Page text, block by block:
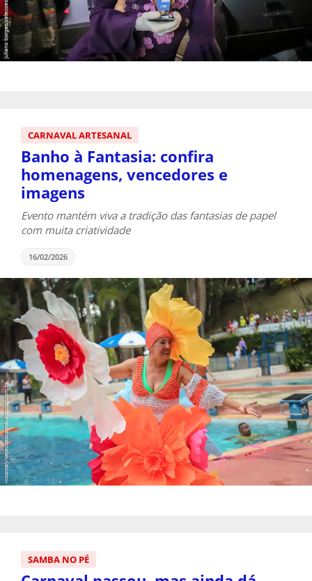
CARNAVAL ARTESANAL
Banho à Fantasia: confira
homenagens, vencedores e
imagens
Evento mantém viva a tradição das fantasias de papel
com muita criatividade
16/02/2026
SAMBA NO PÉ